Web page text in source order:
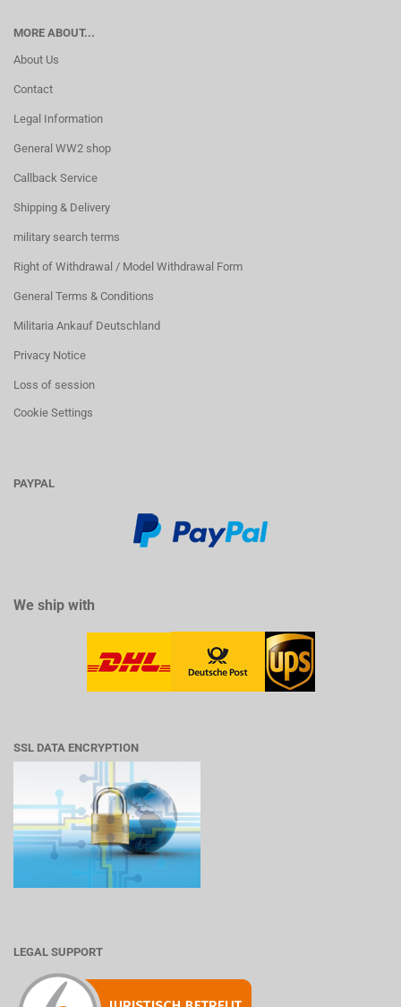
MORE ABOUT...
About Us
Contact
Legal Information
General WW2 shop
Callback Service
Shipping & Delivery
military search terms
Right of Withdrawal / Model Withdrawal Form
General Terms & Conditions
Militaria Ankauf Deutschland
Privacy Notice
Loss of session
Cookie Settings
PAYPAL
We ship with
SSL DATA ENCRYPTION
LEGAL SUPPORT